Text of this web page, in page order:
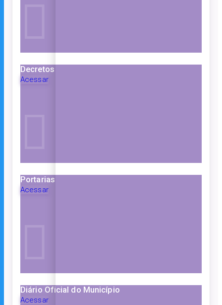
Decretos
Acessar
Portarias
Acessar
Diário Oficial do Município
Acessar